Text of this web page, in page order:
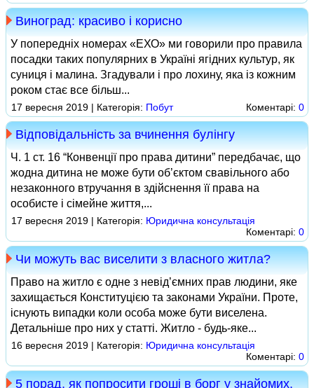
Виноград: красиво і корисно
У попередніх номерах «ЕХО» ми говорили про правила
посадки таких популярних в Україні ягідних культур, як
суниця і малина. Згадували і про лохину, яка із кожним
роком стає все більш...
17 вересня 2019 | Категорія: Побут Коментарі: 0
Відповідальність за вчинення булінгу
Ч. 1 ст. 16 “Конвенції про права дитини” передбачає, що
жодна дитина не може бути об’єктом свавільного або
незаконного втручання в здійснення її права на
особисте і сімейне життя,...
17 вересня 2019 | Категорія: Юридична консультація
Коментарі: 0
Чи можуть вас виселити з власного житла?
Право на житло є одне з невід’ємних прав людини, яке
захищається Конституцією та законами України. Проте,
існують випадки коли особа може бути виселена.
Детальніше про них у статті. Житло - будь-яке...
16 вересня 2019 | Категорія: Юридична консультація
Коментарі: 0
5 порад, як попросити гроші в борг у знайомих,